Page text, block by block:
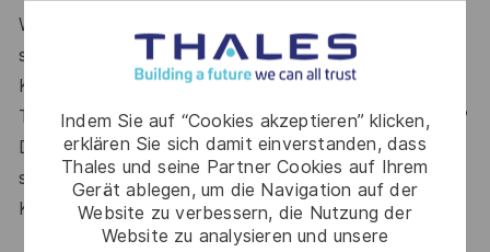
Indem Sie auf “Cookies akzeptieren” klicken,
erklären Sie sich damit einverstanden, dass
Thales und seine Partner Cookies auf Ihrem
Gerät ablegen, um die Navigation auf der
Website zu verbessern, die Nutzung der
Website zu analysieren und unsere
Wenn die Zeichen der Zeit auf Veränderung stehen,
sind unsere internationalen Teams da, um der
Komplexität von heute mit den branchenführenden
Technologien von morgen zu begegnen. Bist Du dabei?
Deine AnsprechpartnerinMaria Gaissertfreut sich
schon auf Deine Online-Bewerbung über unser
Karriereportal.